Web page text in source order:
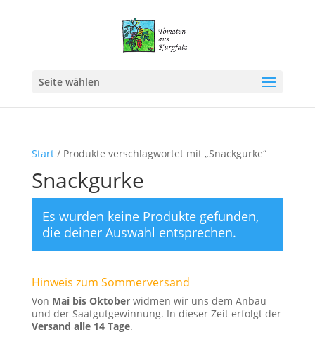
Seite wählen
Start/ Produkte verschlagwortet mit „Snackgurke“
Snackgurke
Es wurden keine Produkte gefunden,
die deiner Auswahl entsprechen.
Hinweis zum Sommerversand
Von Mai bis Oktoberwidmen wir uns dem Anbau
und der Saatgutgewinnung. In dieser Zeit erfolgt der
Versand alle 14 Tage.